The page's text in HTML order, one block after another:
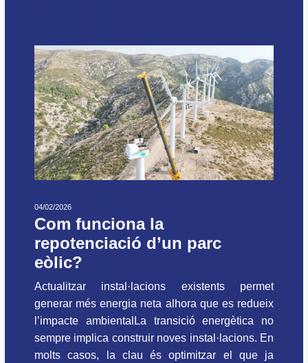
04/02/2026
Com funciona la
repotenciació d’un parc
eòlic?
Actualitzar instal·lacions existents permet
generar més energia neta alhora que es redueix
l’impacte ambientalLa transició energètica no
sempre implica construir noves instal·lacions. En
molts casos, la clau és optimitzar el que ja